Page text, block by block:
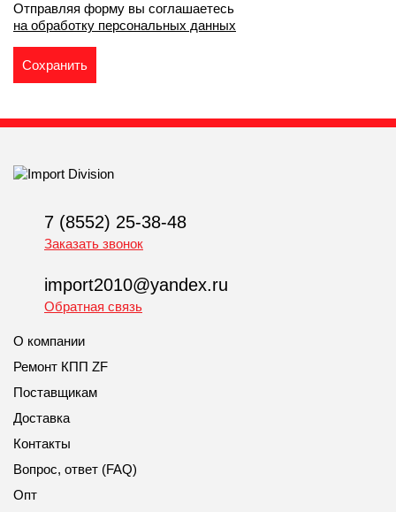
Отправляя форму вы соглашаетесь
на обработку персональных данных
7 (8552) 25-38-48
Заказать звонок
import2010@yandex.ru
Обратная связь
О компании
Ремонт КПП ZF
Поставщикам
Доставка
Контакты
Вопрос, ответ (FAQ)
Опт